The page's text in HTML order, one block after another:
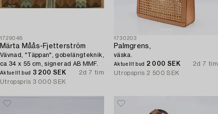
1729048
Märta Måås-Fjetterström
Vävnad, "Täppan", gobelängteknik,
ca 34 x 55 cm, signerad AB MMF.
Aktuellt bud 3 200 SEK
2d 7 tim
Utropspris 3 000 SEK
1730203
Palmgrens,
väska.
Aktuellt bud 2 000 SEK
2d 7 tim
Utropspris 2 500 SEK